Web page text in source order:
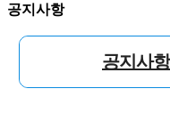
공지사항
공지사항